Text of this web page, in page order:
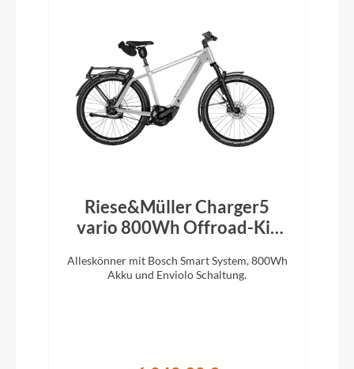
Riese&Müller Charger5
vario 800Wh Offroad-Kit
Alleskönner mit Bosch Smart System, 800Wh
Akku und Enviolo Schaltung.